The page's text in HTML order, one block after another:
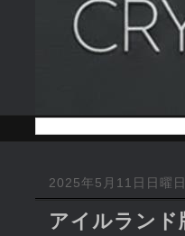
2025年5月11日日曜日
アイルランド